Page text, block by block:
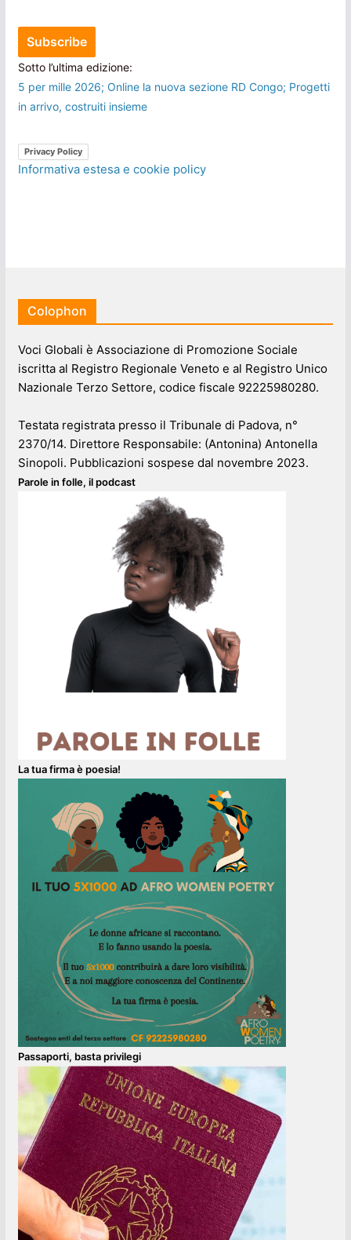
Sotto l’ultima edizione:
5 per mille 2026; Online la nuova sezione RD Congo; Progetti
in arrivo, costruiti insieme
Privacy Policy
Informativa estesa e cookie policy
Colophon
Voci Globali è Associazione di Promozione Sociale
iscritta al Registro Regionale Veneto e al Registro Unico
Nazionale Terzo Settore, codice fiscale 92225980280.
Testata registrata presso il Tribunale di Padova, n°
2370/14. Direttore Responsabile: (Antonina) Antonella
Sinopoli. Pubblicazioni sospese dal novembre 2023.
Parole in folle, il podcast
La tua firma è poesia!
Passaporti, basta privilegi